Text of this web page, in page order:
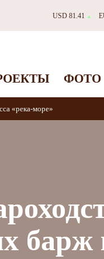
USD 81.41 ▲
ФОТО
«река-море»
барж